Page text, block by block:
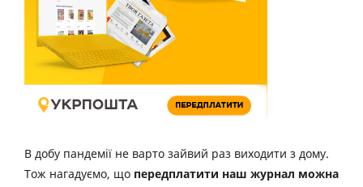
В добу пандемії не варто зайвий раз виходити з дому.
Тож нагадуємо, що передплатити наш журнал можна